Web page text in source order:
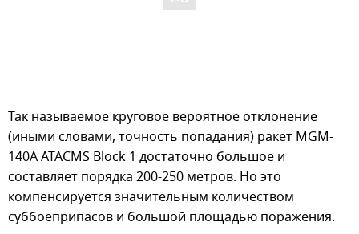
Так называемое круговое вероятное отклонение
(иными словами, точность попадания) ракет MGM-
140A ATACMS Block 1 достаточно большое и
составляет порядка 200-250 метров. Но это
компенсируется значительным количеством
суббоеприпасов и большой площадью поражения.